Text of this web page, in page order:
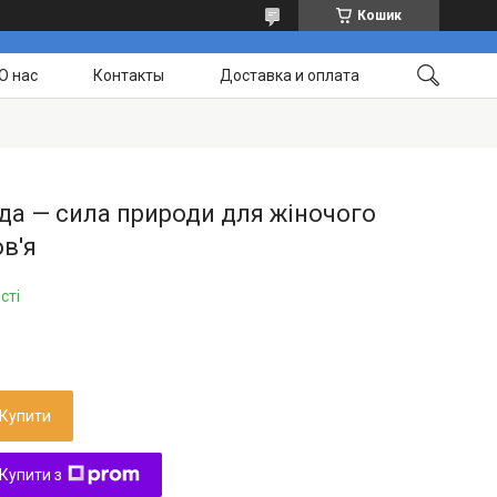
Кошик
нас Контакты Доставка и оплата
— сила природи для жіночого
Купити
Купити з